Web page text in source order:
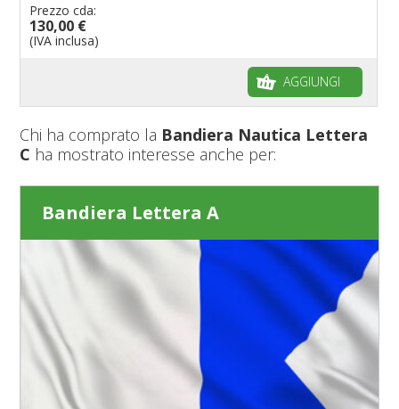
Prezzo cda:
130,00 €
(IVA inclusa)
AGGIUNGI
Chi ha comprato la Bandiera Nautica Lettera
C ha mostrato interesse anche per:
Bandiera Lettera A